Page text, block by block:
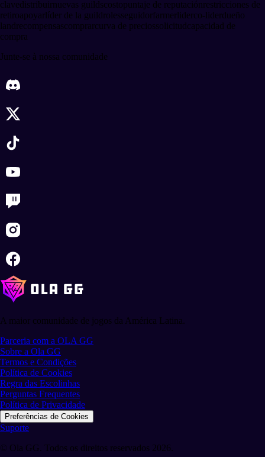
clavedistribuirnuevas guildscostopuntaje de reputaciónrestricciones de
retiroapoyarlíder de la guildrolesseguidorfarmerliderco-liderdueño
landrecompensascomprarcurva de preciossolicitudcapacidad de
compra
Junte-se à nossa comunidade
A maior comunidade de jogos da América Latina.
Parceria com a OLA GG
Sobre a Ola GG
Termos e Condições
Política de Cookies
Regra das Escolinhas
Perguntas Frequentes
Política de Privacidade
Preferências de Cookies
Suporte
© Ola GG. Todos os direitos reservados 2026.